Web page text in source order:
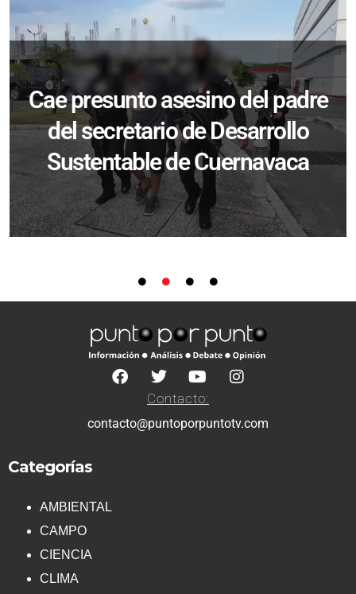
Cae presunto asesino del padre
del secretario de Desarrollo
Sustentable de Cuernavaca
Contacto:
contacto@puntoporpuntotv.com
Categorías
AMBIENTAL
CAMPO
CIENCIA
CLIMA